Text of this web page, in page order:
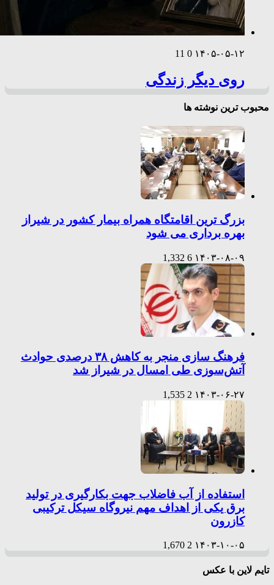
۱۴۰۵-۰۵-۱۲ 0
11
روی دیگر زندگی
محبوب ترین نوشته ها
بزرگ ترین اقامتگاه همراه بیمار کشور در شیراز
بهره برداری می شود
۱۴۰۳-۰۸-۰۹ 6
1,332
فرهنگ سازی منجر به کاهش ۳۸ درصدی حوادث
آتش‌سوزی طی امسال در شیراز شد
۱۴۰۳-۰۶-۲۷ 2
1,535
استفاده از آب فاضلاب جهت بکارگیری در تولید
برق یکی از اهداف مهم نیروگاه سیکل ترکیبی
کازرون
۱۴۰۳-۱۰-۰۵ 2
1,670
تایم لاین با عکس